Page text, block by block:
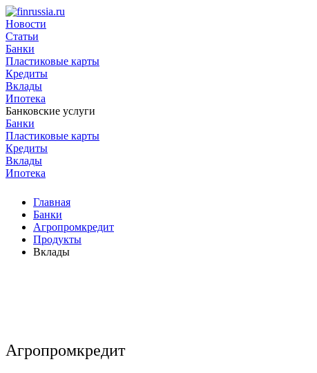
Новости
Статьи
Банки
Пластиковые карты
Кредиты
Вклады
Ипотека
Банковские услуги
Банки
Пластиковые карты
Кредиты
Вклады
Ипотека
Главная
Банки
Агропромкредит
Продукты
Вклады
Агропромкредит